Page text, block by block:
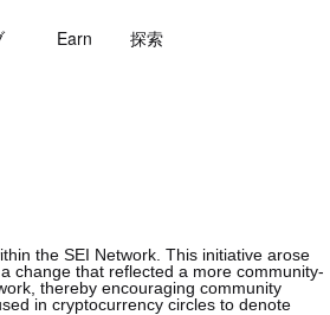
Earn 探索
the SEI Network. This initiative arose
change that reflected a more community-
thereby encouraging community
in cryptocurrency circles to denote